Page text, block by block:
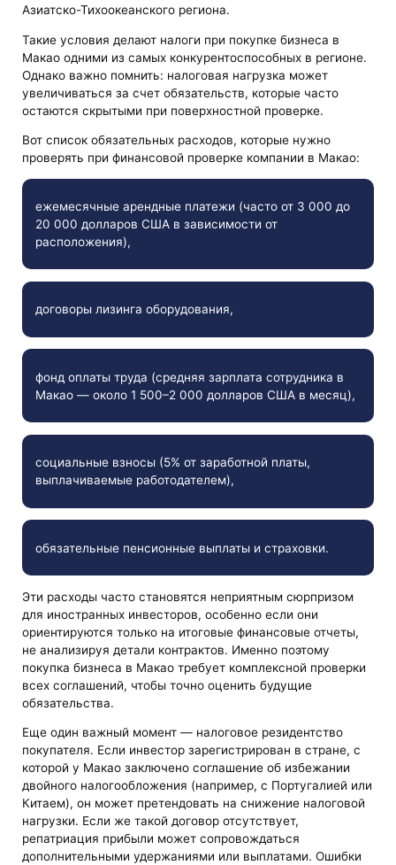
Азиатско-Тихоокеанского региона.
Такие условия делают налоги при покупке бизнеса в
Макао одними из самых конкурентоспособных в регионе.
Однако важно помнить: налоговая нагрузка может
увеличиваться за счет обязательств, которые часто
остаются скрытыми при поверхностной проверке.
Вот список обязательных расходов, которые нужно
проверять при финансовой проверке компании в Макао:
ежемесячные арендные платежи (часто от 3 000 до
20 000 долларов США в зависимости от
расположения),
договоры лизинга оборудования,
фонд оплаты труда (средняя зарплата сотрудника в
Макао — около 1 500–2 000 долларов США в месяц),
социальные взносы (5% от заработной платы,
выплачиваемые работодателем),
обязательные пенсионные выплаты и страховки.
Эти расходы часто становятся неприятным сюрпризом
для иностранных инвесторов, особенно если они
ориентируются только на итоговые финансовые отчеты,
не анализируя детали контрактов. Именно поэтому
покупка бизнеса в Макао требует комплексной проверки
всех соглашений, чтобы точно оценить будущие
обязательства.
Еще один важный момент — налоговое резидентство
покупателя. Если инвестор зарегистрирован в стране, с
которой у Макао заключено соглашение об избежании
двойного налогообложения (например, с Португалией или
Китаем), он может претендовать на снижение налоговой
нагрузки. Если же такой договор отсутствует,
репатриация прибыли может сопровождаться
дополнительными удержаниями или выплатами. Ошибки